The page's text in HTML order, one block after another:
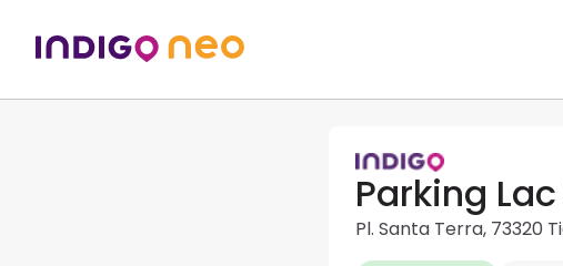
Parking Lac
Pl. Santa Terra, 73320